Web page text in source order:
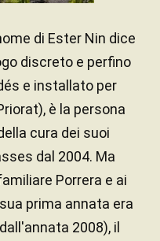
di Ester Nin dice
discreto e perfino
e installato per
è la persona
cura dei suoi
dal 2004. Ma
Porrera e ai
prima annata era
2008), il